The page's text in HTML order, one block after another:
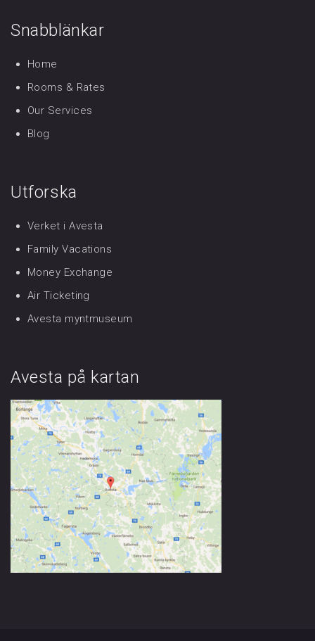
Snabblänkar
Home
Rooms & Rates
Our Services
Blog
Utforska
Verket i Avesta
Family Vacations
Money Exchange
Air Ticketing
Avesta myntmuseum
Avesta på kartan